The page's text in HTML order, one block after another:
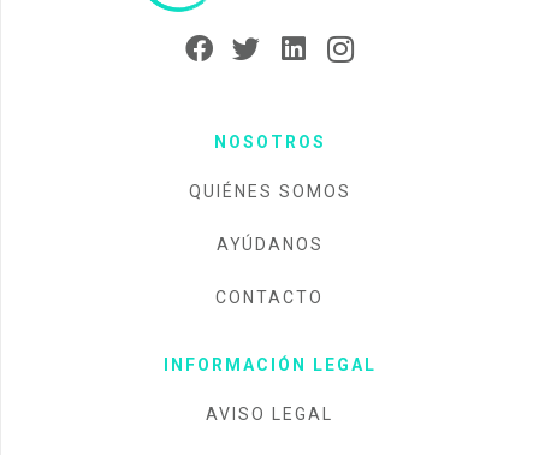
NOSOTROS
QUIÉNES SOMOS
AYÚDANOS
CONTACTO
INFORMACIÓN LEGAL
AVISO LEGAL